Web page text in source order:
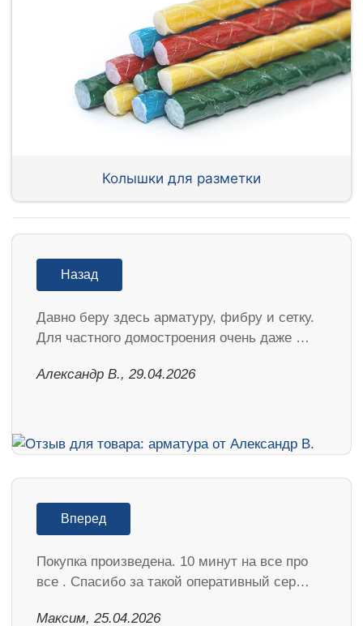
Колышки для разметки
Назад
Давно беру здесь арматуру, фибру и сетку.
Для частного домостроения очень даже …
Александр В., 29.04.2026
Вперед
Покупка произведена. 10 минут на все про
все . Спасибо за такой оперативный сер…
Максим, 25.04.2026